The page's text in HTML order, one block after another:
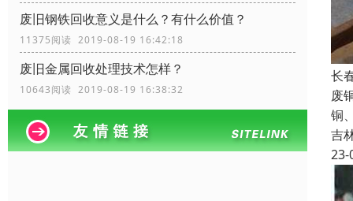
废旧钢铁回收​意义是什么？有什么价值？
11375阅读 2019-08-19 16:42:18
废旧金属回收处理技术怎样？
10643阅读 2019-08-19 16:38:32
长
废
铜
吉
23-